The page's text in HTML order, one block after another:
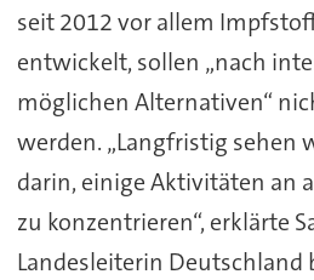
seit 2012 vor allem
entwickelt, sollen „nach
möglichen Alternativen“
werden. „Langfristig sehen
darin, einige Aktivitäten an
zu konzentrieren“, erklärte
Landesleiterin Deutschland